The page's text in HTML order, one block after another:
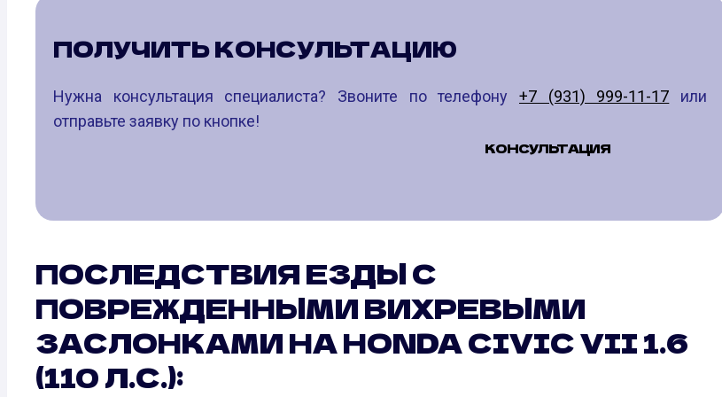
ПОЛУЧИТЬ КОНСУЛЬТАЦИЮ
Нужна консультация специалиста? Звоните по телефону +7 (931) 999-11-17 или
отправьте заявку по кнопке!
КОНСУЛЬТАЦИЯ
ПОСЛЕДСТВИЯ ЕЗДЫ С
ПОВРЕЖДЕННЫМИ ВИХРЕВЫМИ
ЗАСЛОНКАМИ НА HONDA CIVIC VII 1.6
(110 Л.С.):